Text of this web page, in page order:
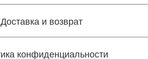
Доставка и возврат
конфиденциальности